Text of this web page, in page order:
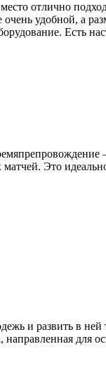
отлично
удобной, а
Есть
Это
и развить в
для